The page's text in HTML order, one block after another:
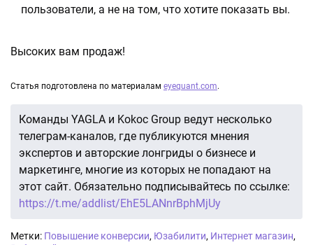
пользователи, а не на том, что хотите показать вы.
Высоких вам продаж!
Статья подготовлена по материалам eyequant.com.
Команды YAGLA и Kokoc Group ведут несколько
телеграм-каналов, где публикуются мнения
экспертов и авторские лонгриды о бизнесе и
маркетинге, многие из которых не попадают на
этот сайт. Обязательно подписывайтесь по ссылке:
https://t.me/addlist/EhE5LANnrBphMjUy
Метки: Повышение конверсии, Юзабилити, Интернет магазин,